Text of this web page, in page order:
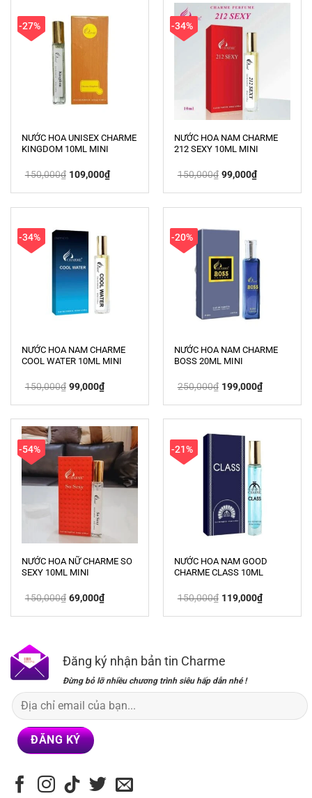
-27%
NƯỚC HOA UNISEX CHARME
KINGDOM 10ML MINI
150,000₫ Giá
gốc
109,000₫Giá
hiện
109,000₫.
-34%
NƯỚC HOA NAM CHARME
212 SEXY 10ML MINI
150,000₫ Giá
gốc
99,000₫Giá
hiện
99,000₫.
-34%
NƯỚC HOA NAM CHARME
COOL WATER 10ML MINI
150,000₫ Giá
gốc
99,000₫Giá
hiện
99,000₫.
-20%
NƯỚC HOA NAM CHARME
BOSS 20ML MINI
250,000₫ Giá
gốc
199,000₫Giá
hiện
199,000₫.
-54%
NƯỚC HOA NỮ CHARME SO
SEXY 10ML MINI
150,000₫ Giá
gốc
69,000₫Giá
hiện
-21%
NƯỚC HOA NAM GOOD
CHARME CLASS 10ML
150,000₫ Giá
gốc
119,000₫Giá
hiện
Đăng ký nhận bản tin Charme
Đừng bỏ lỡ nhiều chương trình siêu hấp dẫn nhé !